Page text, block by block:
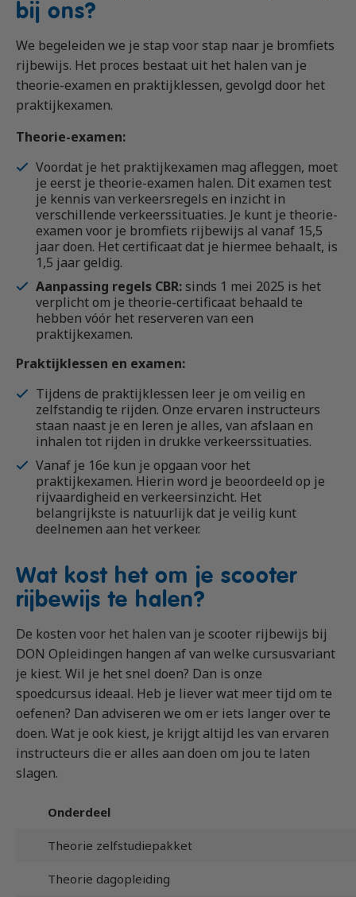
bij ons?
We begeleiden we je stap voor stap naar je bromfiets
rijbewijs. Het proces bestaat uit het halen van je
theorie-examen en praktijklessen, gevolgd door het
praktijkexamen.
Theorie-examen:
Voordat je het praktijkexamen mag afleggen, moet
je eerst je theorie-examen halen. Dit examen test
je kennis van verkeersregels en inzicht in
verschillende verkeerssituaties. Je kunt je theorie-
examen voor je bromfiets rijbewijs al vanaf 15,5
jaar doen. Het certificaat dat je hiermee behaalt, is
1,5 jaar geldig.
Aanpassing regels CBR:sinds 1 mei 2025 is het
verplicht om je theorie-certificaat behaald te
hebben vóór het reserveren van een
praktijkexamen.
Praktijklessen en examen:
Tijdens de praktijklessen leer je om veilig en
zelfstandig te rijden. Onze ervaren instructeurs
staan naast je en leren je alles, van afslaan en
inhalen tot rijden in drukke verkeerssituaties.
Vanaf je 16e kun je opgaan voor het
praktijkexamen. Hierin word je beoordeeld op je
rijvaardigheid en verkeersinzicht. Het
belangrijkste is natuurlijk dat je veilig kunt
deelnemen aan het verkeer.
Wat kost het om je scooter
rijbewijs te halen?
De kosten voor het halen van je scooter rijbewijs bij
DON Opleidingen hangen af van welke cursusvariant
je kiest. Wil je het snel doen? Dan is onze
spoedcursus ideaal. Heb je liever wat meer tijd om te
oefenen? Dan adviseren we om er iets langer over te
doen. Wat je ook kiest, je krijgt altijd les van ervaren
instructeurs die er alles aan doen om jou te laten
slagen.
Onderdeel
Theorie zelfstudiepakket
Theorie dagopleiding